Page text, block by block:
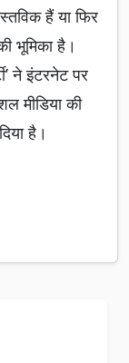
हैं या फिर
भूमिका है।
ने इंटरनेट पर
मीडिया की
है।